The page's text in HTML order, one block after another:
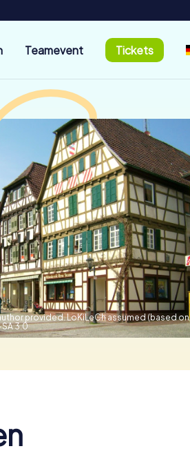
Teamevent Tickets
provided. LoKiLeCh assumed (based on
SA 3.0